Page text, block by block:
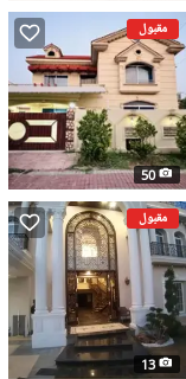
مقبول
50
مقبول
13